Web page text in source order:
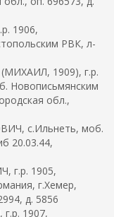
1906,
РВК, л-
1909), г.р.
Новописьмянским
обл.,
с.Ильнеть, моб.
20.03.44,
1905,
г.Хемер,
д. 5856
1907,